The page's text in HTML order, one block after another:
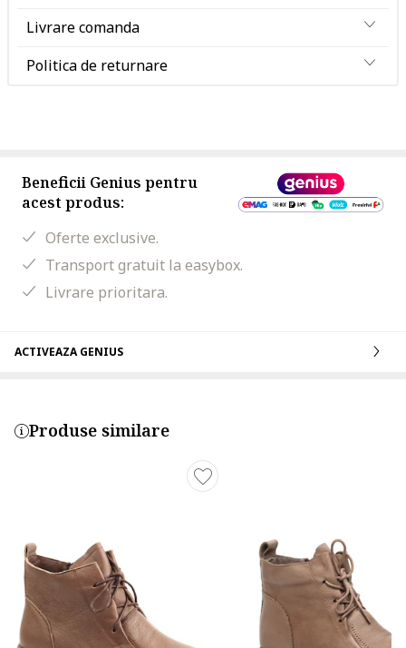
Livrare comanda
Politica de returnare
Beneficii Genius pentru
acest produs:
Oferte exclusive.
Transport gratuit la easybox.
Livrare prioritara.
ACTIVEAZA GENIUS
Produse similare